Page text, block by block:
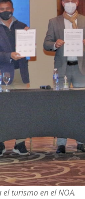
turismo en el NOA.